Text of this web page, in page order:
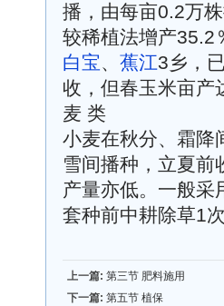
播，由每亩0.2万
较稀植法增产35.2
白宝、 蕉江3乡，
收，但春玉米亩产
麦 类
小麦在秋分、霜降
雪间播种，立夏前
产量亦低。一般采
套种前中耕除草1次
上一篇: 第三节 肥料施用
下一篇: 第五节 植保